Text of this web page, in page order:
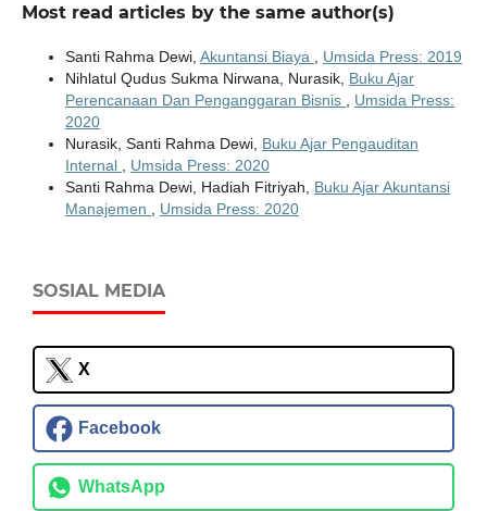
Most read articles by the same author(s)
Santi Rahma Dewi, Akuntansi Biaya
Umsida Press: 2019
Nihlatul Qudus Sukma Nirwana, Nurasik, Buku Ajar
Perencanaan Dan Penganggaran Bisnis
Umsida Press:
2020
Nurasik, Santi Rahma Dewi, Buku Ajar Pengauditan
Internal
Umsida Press: 2020
Santi Rahma Dewi, Hadiah Fitriyah, Buku Ajar Akuntansi
Manajemen
Umsida Press: 2020
SOSIAL MEDIA
X
Facebook
WhatsApp